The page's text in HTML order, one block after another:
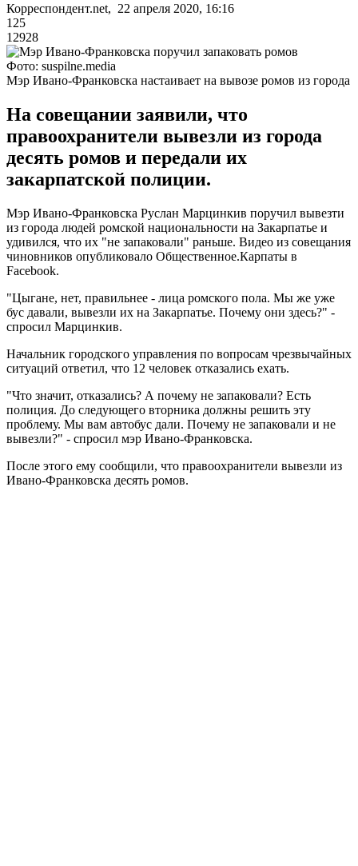
Корреспондент.net, 22 апреля 2020, 16:16
125
12928
Фото: suspilne.media
Мэр Ивано-Франковска настаивает на вывозе ромов из города
На совещании заявили, что
правоохранители вывезли из города
десять ромов и передали их
закарпатской полиции.
Мэр Ивано-Франковска Руслан Марцинкив поручил вывезти
из города людей ромской национальности на Закарпатье и
удивился, что их "не запаковали" раньше. Видео из совещания
чиновников опубликовало Общественное.Карпаты в
Facebook.
"Цыгане, нет, правильнее - лица ромского пола. Мы же уже
бус давали, вывезли их на Закарпатье. Почему они здесь?" -
спросил Марцинкив.
Начальник городского управления по вопросам чрезвычайных
ситуаций ответил, что 12 человек отказались ехать.
"Что значит, отказались? А почему не запаковали? Есть
полиция. До следующего вторника должны решить эту
проблему. Мы вам автобус дали. Почему не запаковали и не
вывезли?" - спросил мэр Ивано-Франковска.
После этого ему сообщили, что правоохранители вывезли из
Ивано-Франковска десять ромов.